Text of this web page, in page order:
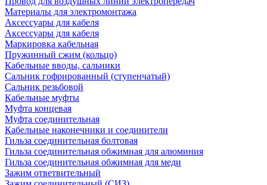
Материалы для электромонтажа
Аксессуары для кабеля
Аксессуары для кабеля
Маркировка кабельная
Пружинный сжим (кольцо)
Кабельные вводы, сальники
Сальник гофрированный (ступенчатый)
Сальник резьбовой
Кабельные муфты
Муфта концевая
Муфта соединительная
Кабельные наконечники и соединители
Гильза соединительная болтовая
Гильза соединительная обжимная для алюминия
Гильза соединительная обжимная для меди
Зажим ответвительный